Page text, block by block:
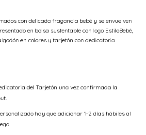
con delicada fragancia bebé y se envuelven
en bolsa sustentable con logo EstiloBebé,
en colores y tarjetón con dedicatoria.
del Tarjetón una vez confirmada la
hay que adicionar 1-2 días hábiles al